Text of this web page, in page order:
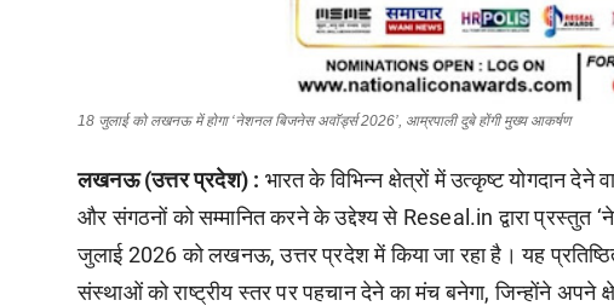
18 जुलाई को लखनऊ में होगा ‘नेशनल बिजनेस अवॉर्ड्स 2026’, आम्रपाली दुबे होंगी मुख्य आकर्षण
लखनऊ(उत्तर प्रदेश) : भारत के विभिन्न क्षेत्रों में उत्कृष्ट योगदान देने
और संगठनों को सम्मानित करने के उद्देश्य सेReseal.inद्वारा प्रस्तुत ‘
जुलाई2026को लखनऊ,उत्तर प्रदेश में किया जा रहा है । यह
संस्थाओं को राष्ट्रीय स्तर पर पहचान देने का मंच बनेगा,जिन्होंने अपने